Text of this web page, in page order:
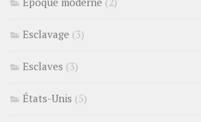
Esclavage (3)
Esclaves (3)
États-Unis (5)